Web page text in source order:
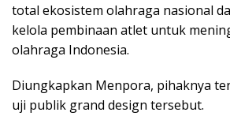
total ekosistem olahraga nasional
kelola pembinaan atlet untuk
olahraga Indonesia.
Diungkapkan Menpora, pihaknya
uji publik grand design tersebut.